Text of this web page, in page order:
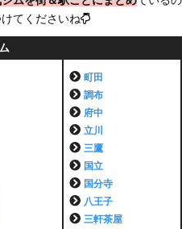
てくださいね
町田
調布
府中
立川
三鷹
国立
国分寺
八王子
三軒茶屋